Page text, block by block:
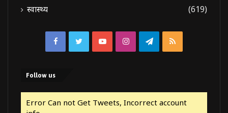
स्वास्थ्य
(619)
FacebookTwitterYouTubeInstagramTelegram
RSS
Follow us
Error Can not Get Tweets, Incorrect account